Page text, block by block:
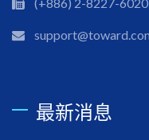
最新消息